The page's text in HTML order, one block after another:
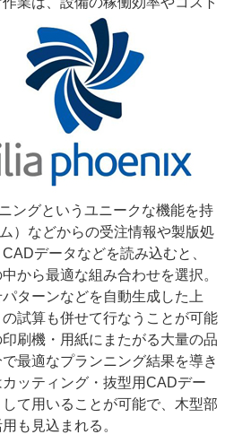
ングというユニークな機能を持
）などからの受注情報や製版処
データなどを読み込むと、
から最適な組み合わせを選択。
ターンなどを自動生成した上
試算も併せて行なうことが可能
刷機・用紙にまたがる大量の品
最適なプランニング結果を導き
ッティング・抜型用CADデー
て用いることが可能で、木型部
も見込まれる。